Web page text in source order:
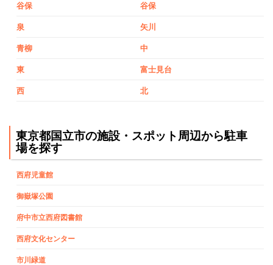
谷保 谷保
泉 矢川
青柳 中
東 富士見台
西 北
東京都国立市の施設・スポット周辺から駐車
場を探す
西府児童館
御嶽塚公園
府中市立西府図書館
西府文化センター
市川緑道